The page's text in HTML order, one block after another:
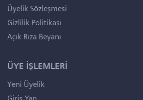
Üyelik Sözleşmesi
Gizlilik Politikası
Açık Rıza Beyanı
ÜYE İŞLEMLERİ
Yeni Üyelik